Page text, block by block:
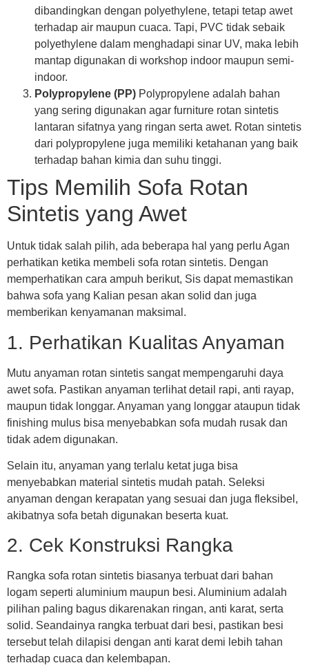
dibandingkan dengan polyethylene, tetapi tetap awet
terhadap air maupun cuaca. Tapi, PVC tidak sebaik
polyethylene dalam menghadapi sinar UV, maka lebih
mantap digunakan di workshop indoor maupun semi-
indoor.
Polypropylene (PP) Polypropylene adalah bahan
yang sering digunakan agar furniture rotan sintetis
lantaran sifatnya yang ringan serta awet. Rotan sintetis
dari polypropylene juga memiliki ketahanan yang baik
terhadap bahan kimia dan suhu tinggi.
Tips Memilih Sofa Rotan
Sintetis yang Awet
Untuk tidak salah pilih, ada beberapa hal yang perlu Agan
perhatikan ketika membeli sofa rotan sintetis. Dengan
memperhatikan cara ampuh berikut, Sis dapat memastikan
bahwa sofa yang Kalian pesan akan solid dan juga
memberikan kenyamanan maksimal.
1. Perhatikan Kualitas Anyaman
Mutu anyaman rotan sintetis sangat mempengaruhi daya
awet sofa. Pastikan anyaman terlihat detail rapi, anti rayap,
maupun tidak longgar. Anyaman yang longgar ataupun tidak
finishing mulus bisa menyebabkan sofa mudah rusak dan
tidak adem digunakan.
Selain itu, anyaman yang terlalu ketat juga bisa
menyebabkan material sintetis mudah patah. Seleksi
anyaman dengan kerapatan yang sesuai dan juga fleksibel,
akibatnya sofa betah digunakan beserta kuat.
2. Cek Konstruksi Rangka
Rangka sofa rotan sintetis biasanya terbuat dari bahan
logam seperti aluminium maupun besi. Aluminium adalah
pilihan paling bagus dikarenakan ringan, anti karat, serta
solid. Seandainya rangka terbuat dari besi, pastikan besi
tersebut telah dilapisi dengan anti karat demi lebih tahan
terhadap cuaca dan kelembapan.